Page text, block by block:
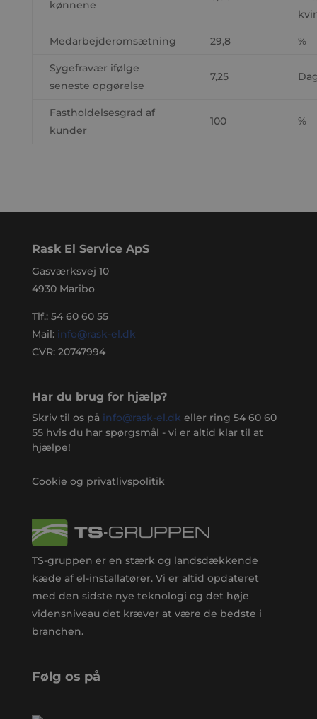
kønnene
Medarbejderomsætning 29,8 %
Sygefravær ifølge
seneste opgørelse
7,25
Fastholdelsesgrad af
kunder
100 %
Rask El Service ApS
Gasværksvej 10
4930 Maribo
Tlf.: 54 60 60 55
Mail: info@rask-el.dk
CVR: 20747994
Har du brug for hjælp?
Skriv til os på info@rask-el.dk eller ring 54 60 60
55hvis du har spørgsmål - vi er altid klar til at
hjælpe!
Cookie og privatlivspolitik
TS-gruppen er en stærk og landsdækkende
kæde af el-installatører. Vi er altid opdateret
med den sidste nye teknologi og det høje
vidensniveau det kræver at være de bedste i
branchen.
Følg os på